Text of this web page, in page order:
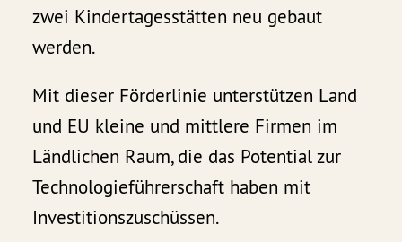
zwei Kindertagesstätten neu gebaut
werden.
Mit dieser Förderlinie unterstützen Land
und EU kleine und mittlere Firmen im
Ländlichen Raum, die das Potential zur
Technologieführerschaft haben mit
Investitionszuschüssen.